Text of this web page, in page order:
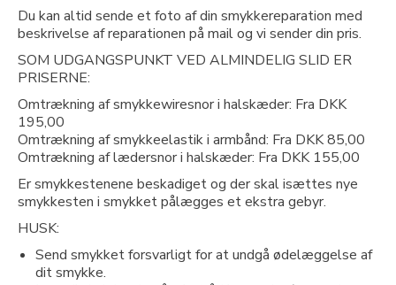
Du kan altid sende et foto af din smykkereparation med
beskrivelse af reparationen på mail og vi sender din pris.
SOM UDGANGSPUNKT VED ALMINDELIG SLID ER
PRISERNE:
Omtrækning af smykkewiresnor i halskæder: Fra DKK
195,00
Omtrækning af smykkeelastik i armbånd: Fra DKK 85,00
Omtrækning af lædersnor i halskæder: Fra DKK 155,00
Er smykkestenene beskadiget og der skal isættes nye
smykkesten i smykket pålægges et ekstra gebyr.
HUSK:
Send smykket forsvarligt for at undgå ødelæggelse af
dit smykke.